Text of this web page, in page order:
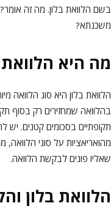
בשם הלוואת בלון. מה זה
משכנתא?
מה היא הלוואת
הלוואת בלון היא סוג הלוואה
בהלוואה שמחזירים רק בסוף
תקופתיים בסכומים קטנים. יש
מהואריאציות על סוגי הלוואה,
שאליו פונים לבקשת הלוואה.
הלוואת בלון